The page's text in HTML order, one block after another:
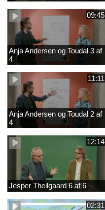
09:45
Anja Andersen og Toudal 3 af
4
11:11
Anja Andersen og Toudal 2 af
4
12:14
Jesper Theilgaard 6 af 6
02:31